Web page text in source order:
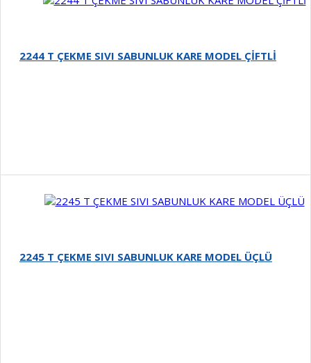
2244 T ÇEKME SIVI SABUNLUK KARE MODEL ÇİFTLİ
2245 T ÇEKME SIVI SABUNLUK KARE MODEL ÜÇLÜ